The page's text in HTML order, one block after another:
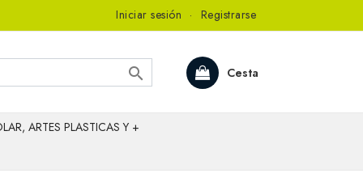
Iniciar sesión · Registrarse
Cesta

ARTES PLASTICAS Y +